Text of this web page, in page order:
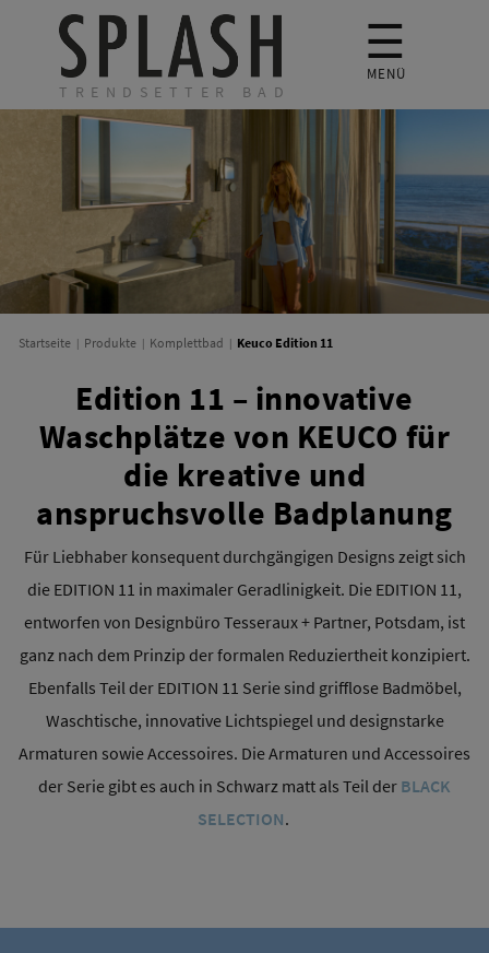
TRENDSETTER BAD
☰
MENÜ
Startseite Produkte Komplettbad Keuco Edition 11
Edition 11 – innovative
Waschplätze von KEUCO für
die kreative und
anspruchsvolle Badplanung
Für Liebhaber konsequent durchgängigen Designs zeigt sich
die EDITION 11 in maximaler Geradlinigkeit. Die EDITION 11,
entworfen von Designbüro Tesseraux + Partner, Potsdam, ist
ganz nach dem Prinzip der formalen Reduziertheit konzipiert.
Ebenfalls Teil der EDITION 11 Serie sind grifflose Badmöbel,
Waschtische, innovative Lichtspiegel und designstarke
Armaturen sowie Accessoires. Die Armaturen und Accessoires
der Serie gibt es auch in Schwarz matt als Teil der BLACK
SELECTION.